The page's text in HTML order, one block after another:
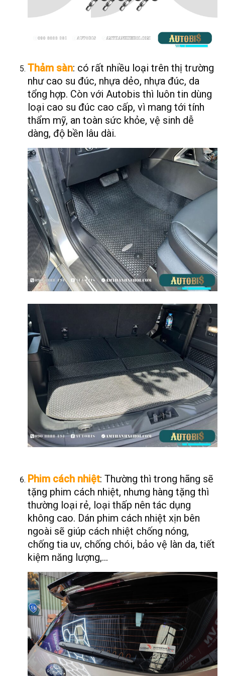
Thảm sàn: có rất nhiều loại trên thị trường
như cao su đúc, nhựa dẻo, nhựa đúc, da
tổng hợp. Còn với Autobis thì luôn tin dùng
loại cao su đúc cao cấp, vì mang tới tính
thẩm mỹ, an toàn sức khỏe, vệ sinh dễ
dàng, độ bền lâu dài.
Phim cách nhiệt: Thường thì trong hãng sẽ
tặng phim cách nhiệt, nhưng hàng tặng thì
thường loại rẻ, loại thấp nên tác dụng
không cao. Dán phim cách nhiệt xịn bên
ngoài sẽ giúp cách nhiệt chống nóng,
chống tia uv, chống chói, bảo vệ làn da, tiết
kiệm năng lượng,…